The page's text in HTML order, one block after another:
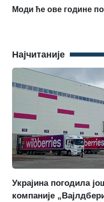
Моди ће ове године
Најчитаније
Украјина погодила
компаније